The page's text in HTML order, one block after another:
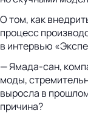
О том, как
процесс
в интервью
— Ямада-сан,
моды,
выросла в
причина?